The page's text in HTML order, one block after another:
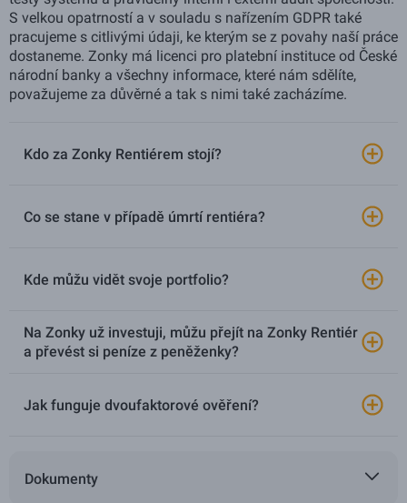
S velkou opatrností a v souladu s nařízením GDPR také
pracujeme s citlivými údaji, ke kterým se z povahy naší práce
dostaneme. Zonky má licenci pro platební instituce od České
národní banky a všechny informace, které nám sdělíte,
považujeme za důvěrné a tak s nimi také zacházíme.
Kdo za Zonky Rentiérem stojí?
Co se stane v případě úmrtí rentiéra?
Kde můžu vidět svoje portfolio?
Na Zonky už investuji, můžu přejít na Zonky Rentiér
a převést si peníze z peněženky?
Jak funguje dvoufaktorové ověření?
Dokumenty